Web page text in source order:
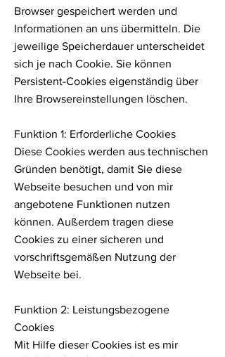
Browser gespeichert werden und
Informationen an uns übermitteln. Die
jeweilige Speicherdauer unterscheidet
sich je nach Cookie. Sie können
Persistent-Cookies eigenständig über
Ihre Browsereinstellungen löschen.
Funktion 1: Erforderliche Cookies
Diese Cookies werden aus technischen
Gründen benötigt, damit Sie diese
Webseite besuchen und von mir
angebotene Funktionen nutzen
können. Außerdem tragen diese
Cookies zu einer sicheren und
vorschriftsgemäßen Nutzung der
Webseite bei.
Funktion 2: Leistungsbezogene
Cookies
Mit Hilfe dieser Cookies ist es mir